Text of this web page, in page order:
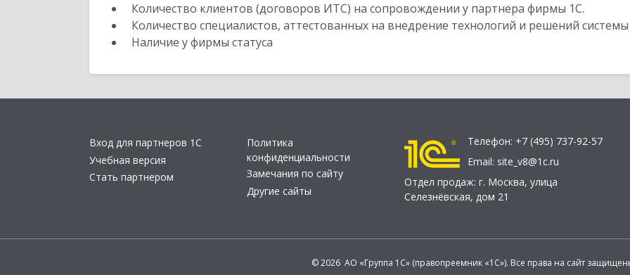
Количество клиентов (договоров ИТС) на сопровождении у партнера фирмы 1С.
Количество специалистов, аттестованных на внедрение технологий и решений
Наличие у фирмы статуса
Вход для партнеров 1С
Учебная версия
Стать партнером
Политика
конфиденциальности
Замечания по сайту
Другие сайты
Телефон: +7 (495) 737-92-57
Email: site_v8@1c.ru
Отдел продаж: г. Москва, улица
Селезнёвская, дом 21
© 2026 АО «Группа 1С» (правопреемник «1С»). Все права на сайт